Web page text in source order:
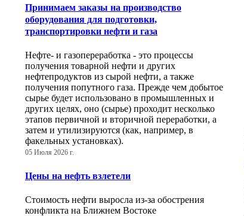
Принимаем заказы на производство
оборудования для подготовки,
транспортировки нефти и газа
Нефте- и газопереработка - это процессы
получения товарной нефти и других
нефтепродуктов из сырой нефти, а также
получения попутного газа. Прежде чем добытое
сырье будет использовано в промышленных и
других целях, оно (сырье) проходит несколько
этапов первичной и вторичной переработки, а
затем и утилизируются (как, например, в
факельных установках).
05 Июля 2026 г.
Цены на нефть взлетели
Стоимость нефти выросла из-за обострения
конфликта на Ближнем Востоке